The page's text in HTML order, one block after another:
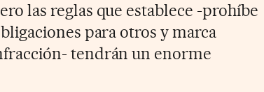
las reglas que establece -prohíbe
para otros y marca
tendrán un enorme